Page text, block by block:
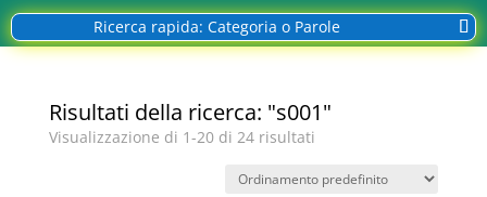
Ricerca rapida: Categoria o Parole
Risultati della ricerca: "s001"
Visualizzazione di 1-20 di 24 risultati